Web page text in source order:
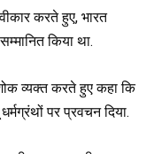
करते हुए, भारत
किया था.
व्यक्त करते हुए कहा कि
पर प्रवचन दिया.